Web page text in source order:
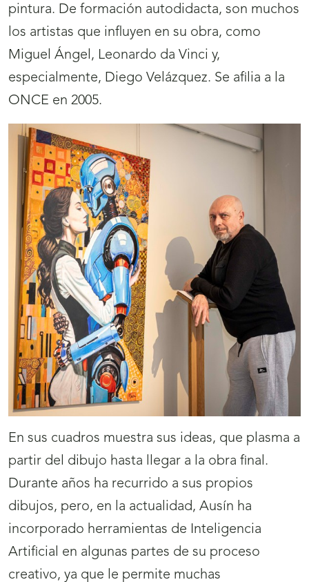
pintura. De formación autodidacta, son muchos
los artistas que influyen en su obra, como
Miguel Ángel, Leonardo da Vinci y,
especialmente, Diego Velázquez. Se afilia a la
ONCE en 2005.
En sus cuadros muestra sus ideas, que plasma a
partir del dibujo hasta llegar a la obra final.
Durante años ha recurrido a sus propios
dibujos, pero, en la actualidad, Ausín ha
incorporado herramientas de Inteligencia
Artificial en algunas partes de su proceso
creativo, ya que le permite muchas